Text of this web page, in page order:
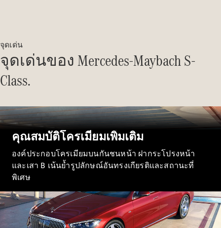
All Saloons
CLA
Saloon
C-Class
EQE
Saloon
ไฟฟ้า 100%
E-Class
Saloon
S-Class
Saloon
Mercedes-
Maybach S-
Class
Mercedes-
Maybach S-
Class
จุดเด่น
จุดเด่นของ Mercedes-Maybach S-
Class.
คุณสมบัติโครเมียมเพิ่มเติม
องค์ประกอบโครเมียมบนกันชนหน้า ฝากระโปรงหน้า
และเสา B เน้นย้ำรูปลักษณ์อันทรงเกียรติและสถานะที่
พิเศษ